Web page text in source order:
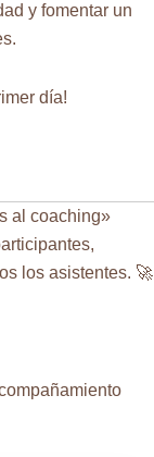
y fomentar un
día!
al coaching»
los asistentes. 🚀